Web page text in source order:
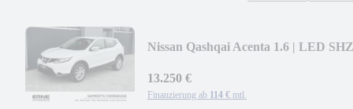
Nissan Qashqai Acenta 1.6 | LED SHZ
13.250 €
Finanzierung ab 114 € mtl.